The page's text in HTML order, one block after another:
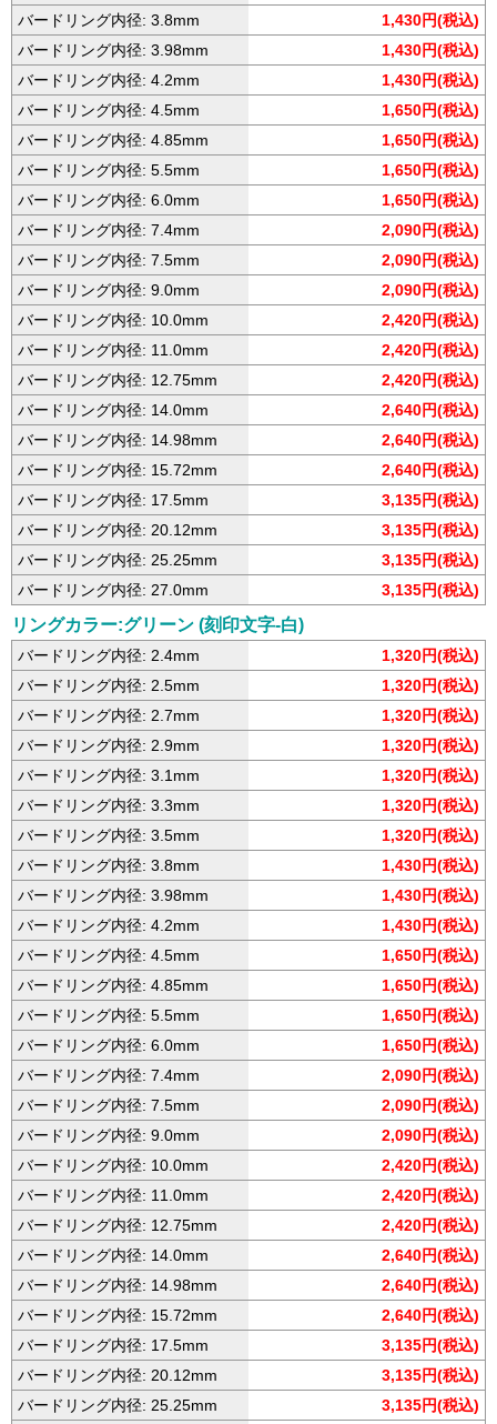
バードリング内径: 3.8mm
1,430円(税込)
バードリング内径: 3.98mm
1,430円(税込)
バードリング内径: 4.2mm
1,430円(税込)
バードリング内径: 4.5mm
1,650円(税込)
バードリング内径: 4.85mm
1,650円(税込)
バードリング内径: 5.5mm
1,650円(税込)
バードリング内径: 6.0mm
1,650円(税込)
バードリング内径: 7.4mm
2,090円(税込)
バードリング内径: 7.5mm
2,090円(税込)
バードリング内径: 9.0mm
2,090円(税込)
バードリング内径: 10.0mm
2,420円(税込)
バードリング内径: 11.0mm
2,420円(税込)
バードリング内径: 12.75mm
2,420円(税込)
バードリング内径: 14.0mm
2,640円(税込)
バードリング内径: 14.98mm
2,640円(税込)
バードリング内径: 15.72mm
2,640円(税込)
バードリング内径: 17.5mm
3,135円(税込)
バードリング内径: 20.12mm
3,135円(税込)
バードリング内径: 25.25mm
3,135円(税込)
バードリング内径: 27.0mm
3,135円(税込)
リングカラー:グリーン (刻印文字-白)
バードリング内径: 2.4mm
1,320円(税込)
バードリング内径: 2.5mm
1,320円(税込)
バードリング内径: 2.7mm
1,320円(税込)
バードリング内径: 2.9mm
1,320円(税込)
バードリング内径: 3.1mm
1,320円(税込)
バードリング内径: 3.3mm
1,320円(税込)
バードリング内径: 3.5mm
1,320円(税込)
バードリング内径: 3.8mm
1,430円(税込)
バードリング内径: 3.98mm
1,430円(税込)
バードリング内径: 4.2mm
1,430円(税込)
バードリング内径: 4.5mm
1,650円(税込)
バードリング内径: 4.85mm
1,650円(税込)
バードリング内径: 5.5mm
1,650円(税込)
バードリング内径: 6.0mm
1,650円(税込)
バードリング内径: 7.4mm
2,090円(税込)
バードリング内径: 7.5mm
2,090円(税込)
バードリング内径: 9.0mm
2,090円(税込)
バードリング内径: 10.0mm
2,420円(税込)
バードリング内径: 11.0mm
2,420円(税込)
バードリング内径: 12.75mm
2,420円(税込)
バードリング内径: 14.0mm
2,640円(税込)
バードリング内径: 14.98mm
2,640円(税込)
バードリング内径: 15.72mm
2,640円(税込)
バードリング内径: 17.5mm
3,135円(税込)
バードリング内径: 20.12mm
3,135円(税込)
バードリング内径: 25.25mm
3,135円(税込)